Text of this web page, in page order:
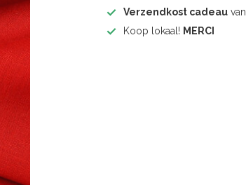
Verzendkost cadeau
Koop lokaal! MERCI